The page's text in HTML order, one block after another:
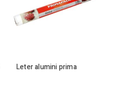
Leter alumini prima